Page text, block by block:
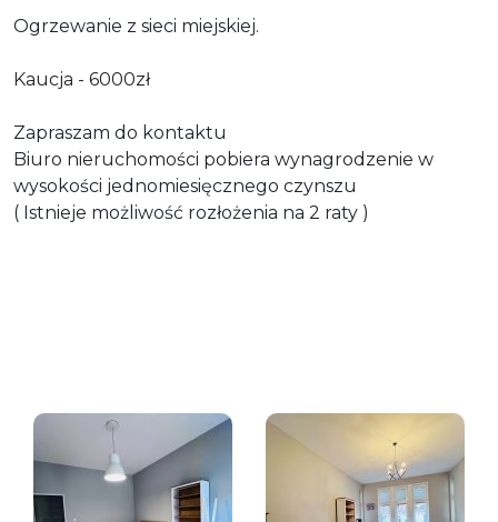
Ogrzewanie z sieci miejskiej.
Kaucja - 6000zł
Zapraszam do kontaktu
Biuro nieruchomości pobiera wynagrodzenie w
wysokości jednomiesięcznego czynszu
( Istnieje możliwość rozłożenia na 2 raty )